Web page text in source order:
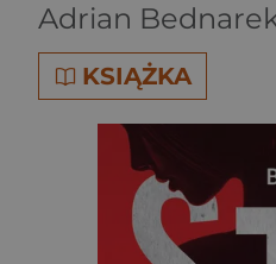
Adrian
KSIĄŻKA